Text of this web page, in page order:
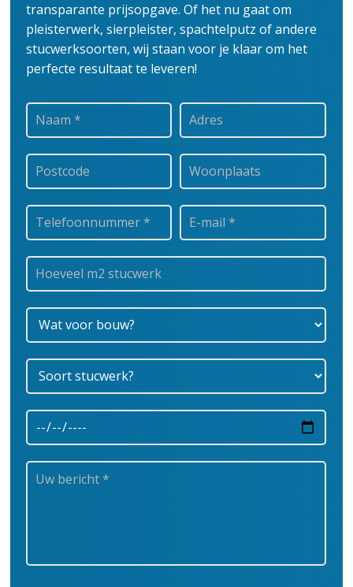
transparante prijsopgave. Of het nu gaat om
pleisterwerk, sierpleister, spachtelputz of andere
stucwerksoorten, wij staan voor je klaar om het
perfecte resultaat te leveren!